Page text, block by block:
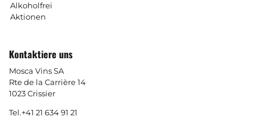
Alkoholfrei
Aktionen
Kontaktiere uns
Mosca Vins SA
Rte de la Carrière 14
1023 Crissier
Tel.+41 21 634 91 21